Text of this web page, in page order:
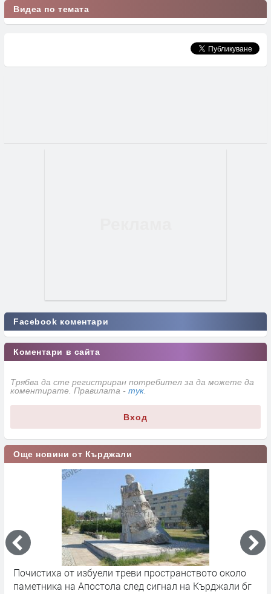
Видеа по темата
Facebook коментари
Коментари в сайта
Трябва да сте регистриран потребител за да можете да
коментирате. Правилата - тук
Вход
Още новини от Кърджали
Почистиха от избуели треви пространството около
паметника на Апостола след сигнал на Кърджали бг